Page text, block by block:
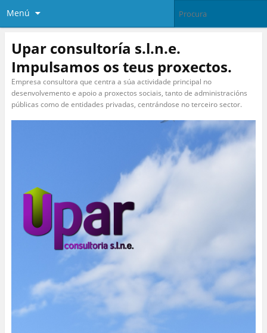
Menú
Upar consultoría s.l.n.e.
Impulsamos os teus proxectos.
Empresa consultora que centra a súa actividade principal no
desenvolvemento e apoio a proxectos sociais, tanto de administracións
públicas como de entidades privadas, centrándose no terceiro sector.